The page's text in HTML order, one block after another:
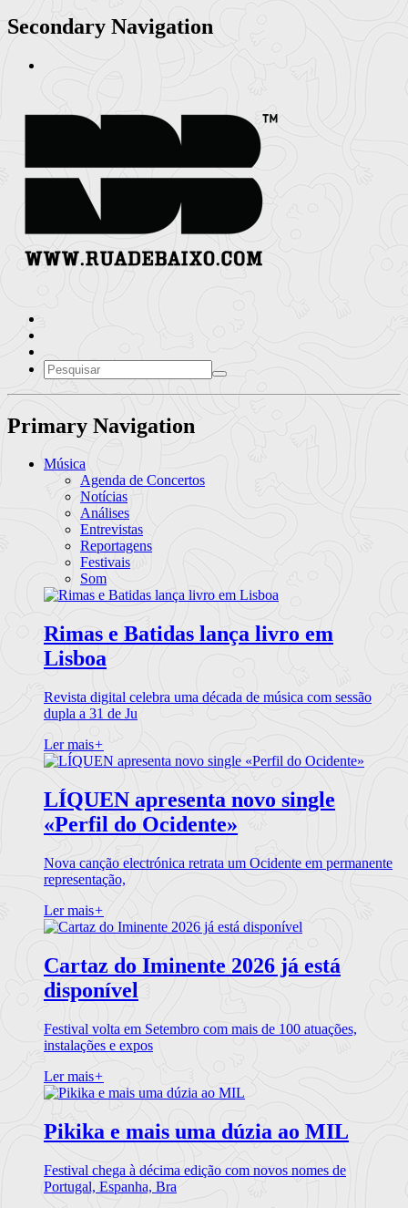
Secondary Navigation
Primary Navigation
Música
Agenda de Concertos
Notícias
Análises
Entrevistas
Reportagens
Festivais
Som
Rimas e Batidas lança livro em
Lisboa
Revista digital celebra uma década de música com sessão
dupla a 31 de Ju
Ler mais+
LÍQUEN apresenta novo single
«Perfil do Ocidente»
Nova canção electrónica retrata um Ocidente em permanente
representação,
Ler mais+
Cartaz do Iminente 2026 já está
disponível
Festival volta em Setembro com mais de 100 atuações,
instalações e expos
Ler mais+
Pikika e mais uma dúzia ao MIL
Festival chega à décima edição com novos nomes de
Portugal, Espanha, Bra